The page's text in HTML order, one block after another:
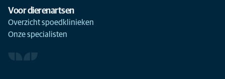
Voor dierenartsen
Overzicht spoedklinieken
Onze specialisten